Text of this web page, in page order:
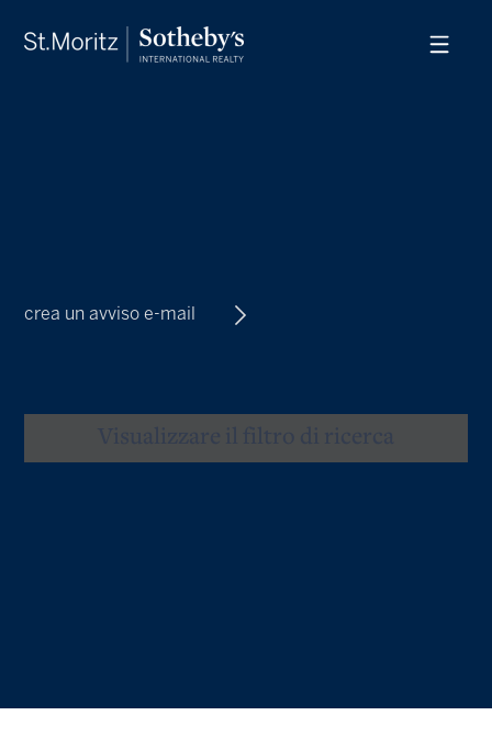
crea un avviso e-mail